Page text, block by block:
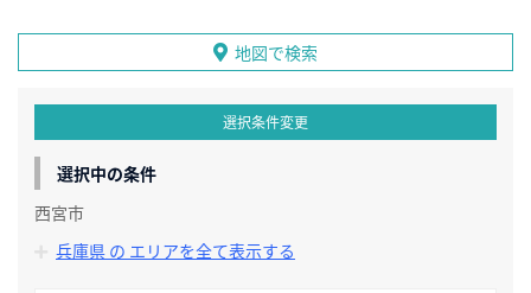
地図で検索
選択条件変更
選択中の条件
西宮市
兵庫県 の エリアを全て表示する